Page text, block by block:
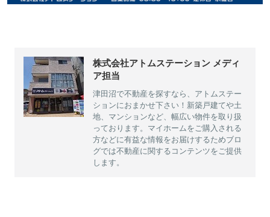
株式会社アトムステーション メディ
ア担当
津田沼で不動産を探すなら、アトムステー
ションにおまかせ下さい！新築戸建てや土
地、マンションなど、幅広い物件を取り扱
っております。マイホームをご購入される
方などに有益な情報をお届けするためブロ
グでは不動産に関するコンテンツをご提供
します。